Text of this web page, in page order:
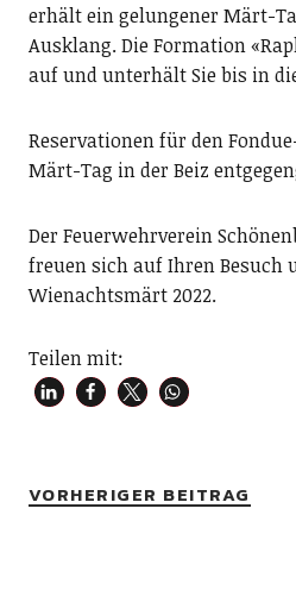
erhält ein gelungener Märt-
Ausklang. Die Formation
auf und unterhält Sie bis in
Reservationen für den
Märt-Tag in der Beiz
Der Feuerwehrverein
freuen sich auf Ihren Besuch
Wienachtsmärt 2022.
Teilen mit:
VORHERIGER BEITRAG